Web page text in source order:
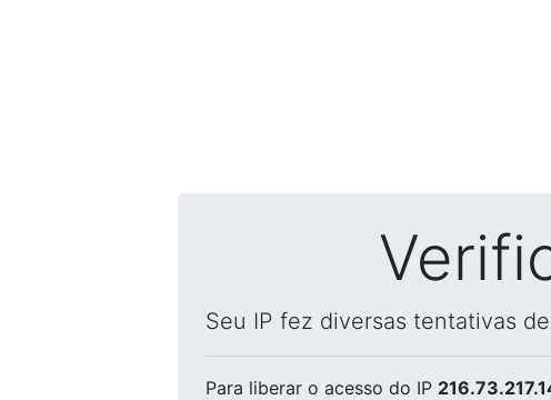
Seu IP fez diversas tentativas
Para liberar o acesso do IP